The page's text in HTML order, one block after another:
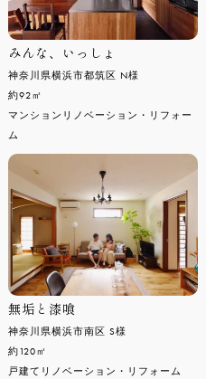
みんな、いっしょ
神奈川県横浜市都筑区 N様
約92㎡
マンションリノベーション・リフォー
ム
無垢と漆喰
神奈川県横浜市南区 S様
約120㎡
戸建てリノベーション・リフォーム